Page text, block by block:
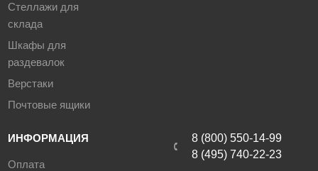
Стеллажи для
склада
Шкафы для
раздевалок
Верстаки
Почтовые ящики
ИНФОРМАЦИЯ
Оплата
8 (800) 550-14-99
8 (495) 740-22-23